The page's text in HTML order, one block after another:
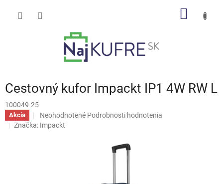
Cestovný kufor Impackt IP1 4W RW L
100049-25
Akcia
Priemerné
hodnotenie
Neohodnotené Podrobnosti hodnotenia
Značka: Impackt